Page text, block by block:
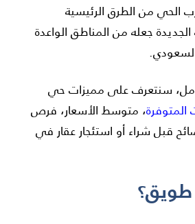
الحي من الطرق الرئيسية
الجديدة جعله من المناطق الواعدة
سنتعرف على مميزات حي
المتوفرة، متوسط الأسعار، فرص
قبل شراء أو استئجار عقار في